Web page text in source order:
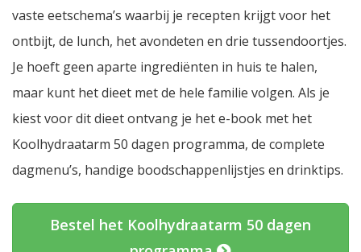
vaste eetschema’s waarbij je recepten krijgt voor het
ontbijt, de lunch, het avondeten en drie tussendoortjes.
Je hoeft geen aparte ingrediënten in huis te halen,
maar kunt het dieet met de hele familie volgen. Als je
kiest voor dit dieet ontvang je het e-book met het
Koolhydraatarm 50 dagen programma, de complete
dagmenu’s, handige boodschappenlijstjes en drinktips.
Bestel het Koolhydraatarm 50 dagen